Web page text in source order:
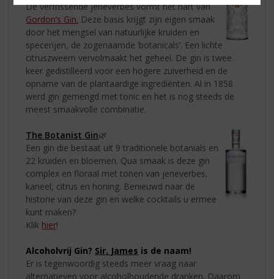
De verfrissende jeneverbes vormt het hart van
Gordon’s Gin. Deze basis krijgt zijn eigen smaak
door het mengsel van natuurlijke kruiden en
specerijen, de zogenaamde ‘botanicals’. Een lichte
citruszweem vervolmaakt het geheel. De gin is twee
keer gedistilleerd voor een hogere zuiverheid en de
opname van de plantaardige ingrediënten. Al in 1858
werd gin gemengd met tonic en het is nog steeds de
meest smaakvolle combinatie.
The Botanist Gin🌿
Een gin die bestaat uit 9 traditionele botanials en
22 kruiden en bloemen. Qua smaak is deze gin
complex en floraal met tonen van jeneverbes,
kaneel, citrus en honing. Benieuwd naar de
historie van deze gin en welke cocktails u ermee
kunt maken?
Klik hier!
Alcoholvrij Gin? Sir. James is de naam!
Er is tegenwoordig steeds meer vraag naar
alternatieven voor alcoholhoudende dranken. Daarom